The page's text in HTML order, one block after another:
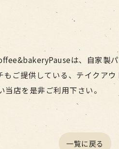
は、自家製
ご提供している、テイクア
店を是非ご利用下さい。
一覧に戻る